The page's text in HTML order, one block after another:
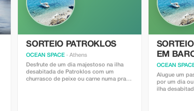
SORTEIO PATROKLOS
OCEAN SPACE · Athens
Desfrute de um dia majestoso na ilha
desabitada de Patroklos com um
churrasco de peixe ou carne numa praia
EM
OCEAN
Alugue um
por um dia
ilha